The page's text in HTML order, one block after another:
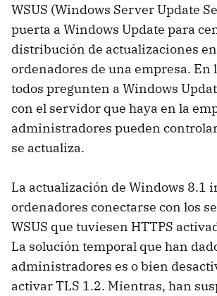
WSUS (Windows Server Update
puerta a Windows Update para
distribución de actualizaciones
ordenadores de una empresa. En
todos pregunten a Windows
con el servidor que haya en la
administradores pueden
se actualiza.
La actualización de Windows 8.1
ordenadores conectarse con los
WSUS que tuviesen HTTPS
La solución temporal que han
administradores es o bien
activar TLS 1.2. Mientras, han